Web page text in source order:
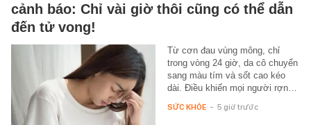
cảnh báo: Chỉ vài giờ thôi cũng có thể dẫn
đến tử vong!
Từ cơn đau vùng mông, chỉ
trong vòng 24 giờ, da cô chuyển
sang màu tím và sốt cao kéo
dài. Điều khiến mọi người rợn…
SỨC KHỎE - 5 giờ trước